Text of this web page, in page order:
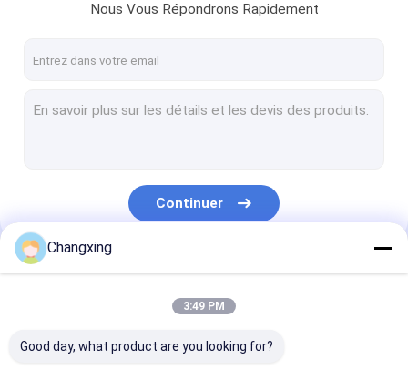
Nous Vous Répondrons Rapidement
Continuer
Nos Catégories
Changxing
3:49 PM
Good day, what product are you looking for?